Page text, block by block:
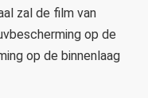
zal de film van
op de
op de binnenlaag